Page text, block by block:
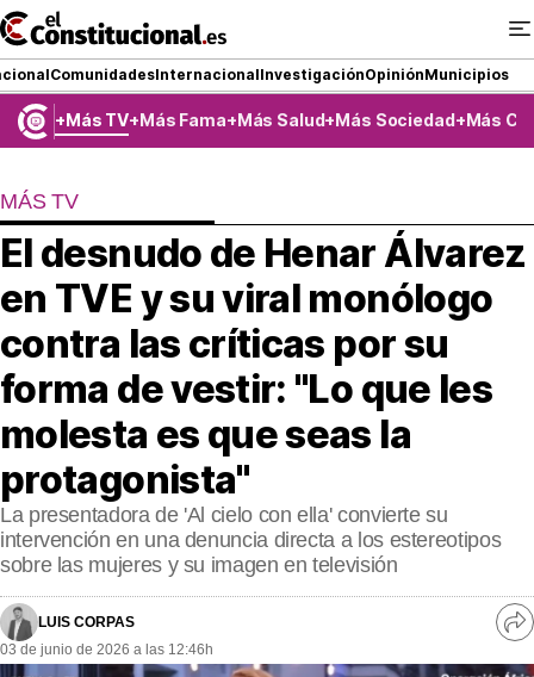
Ir
al
contenido
ComunidadesInternacionalInvestigaciónOpiniónMunicipios
COMUNIDADES
ElConstitucional TV
MásQueTele
ElConstitucional +
MásQueEstilo
MásQuePartidos
MásQueSucesos
MásQueMercados
JuicioExprés
Más TV Más Fama Más Salud Más Sociedad Más
MÁS TV
El desnudo de Henar Álvarez
en TVE y su viral monólogo
contra las críticas por su
forma de vestir: "Lo que les
molesta es que seas la
protagonista"
La presentadora de 'Al cielo con ella' convierte su
intervención en una denuncia directa a los estereotipos
sobre las mujeres y su imagen en televisión
LUIS CORPAS
03 de junio de 2026 a las 12:46h